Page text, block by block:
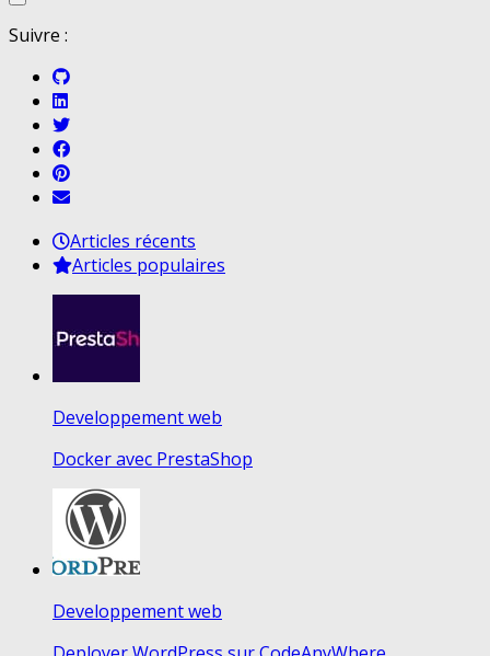
Suivre :
Articles récents
Articles populaires
Developpement web
Docker avec PrestaShop
Developpement web